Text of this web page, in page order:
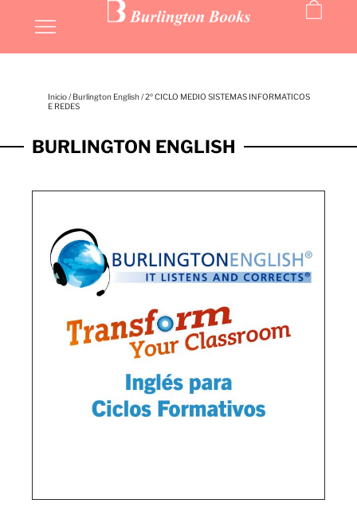
Inicio/ Burlington English/ 2º CICLO MEDIO SISTEMAS INFORMATICOS
E REDES
BURLINGTON ENGLISH